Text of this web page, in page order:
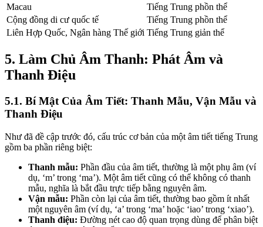
Macau
Tiếng Trung phồn thể
Cộng đồng di cư quốc tế
Tiếng Trung phồn thể
Liên Hợp Quốc, Ngân hàng Thế giới Tiếng Trung giản thể
5. Làm Chủ Âm Thanh: Phát Âm và
Thanh Điệu
5.1. Bí Mật Của Âm Tiết: Thanh Mẫu, Vận Mẫu và
Thanh Điệu
Như đã đề cập trước đó, cấu trúc cơ bản của một âm tiết tiếng Trung
gồm ba phần riêng biệt:
Thanh mẫu: Phần đầu của âm tiết, thường là một phụ âm (ví
dụ, ‘m’ trong ‘ma’). Một âm tiết cũng có thể không có thanh
mẫu, nghĩa là bắt đầu trực tiếp bằng nguyên âm.
Vận mẫu: Phần còn lại của âm tiết, thường bao gồm ít nhất
một nguyên âm (ví dụ, ‘a’ trong ‘ma’ hoặc ‘iao’ trong ‘xiao’).
Thanh điệu: Đường nét cao độ quan trọng dùng để phân biệt